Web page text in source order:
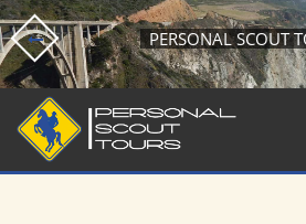
PERSONAL SCOUT